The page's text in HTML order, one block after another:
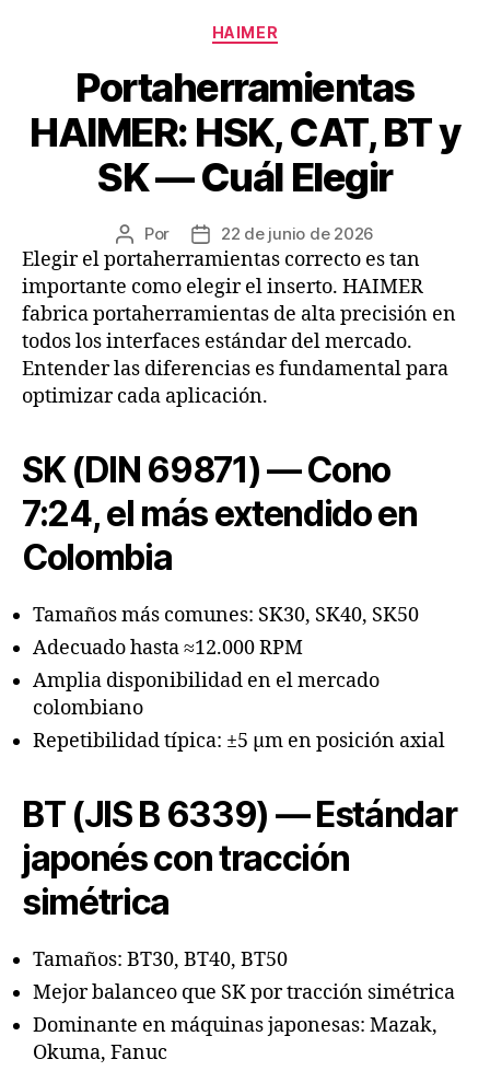
HAIMER
Portaherramientas
HAIMER: HSK, CAT, BT y
SK — Cuál Elegir
Por 22 de junio de 2026
Elegir el portaherramientas correcto es tan
importante como elegir el inserto. HAIMER
fabrica portaherramientas de alta precisión en
todos los interfaces estándar del mercado.
Entender las diferencias es fundamental para
optimizar cada aplicación.
SK (DIN 69871) — Cono
7:24, el más extendido en
Colombia
Tamaños más comunes: SK30, SK40, SK50
Adecuado hasta ≈12.000 RPM
Amplia disponibilidad en el mercado
colombiano
Repetibilidad típica: ±5 µm en posición axial
BT (JIS B 6339) — Estándar
japonés con tracción
simétrica
Tamaños: BT30, BT40, BT50
Mejor balanceo que SK por tracción simétrica
Dominante en máquinas japonesas: Mazak,
Okuma, Fanuc